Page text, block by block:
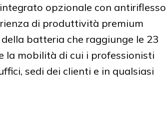
opzionale con antiriflesso
di produttività premium
batteria che raggiunge le 23
la mobilità di cui i professionisti
sedi dei clienti e in qualsiasi